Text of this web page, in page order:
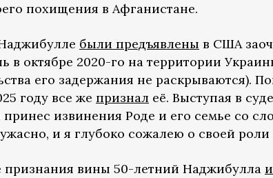
похищения в Афганистане.
были предъявлены в США
в октябре 2020-го на территории
его задержания не раскрываются).
году все же признал её. Выступая в
извинения Роде и его семье со
и я глубоко сожалею о своей роли
признания вины 50-летний Наджибулла